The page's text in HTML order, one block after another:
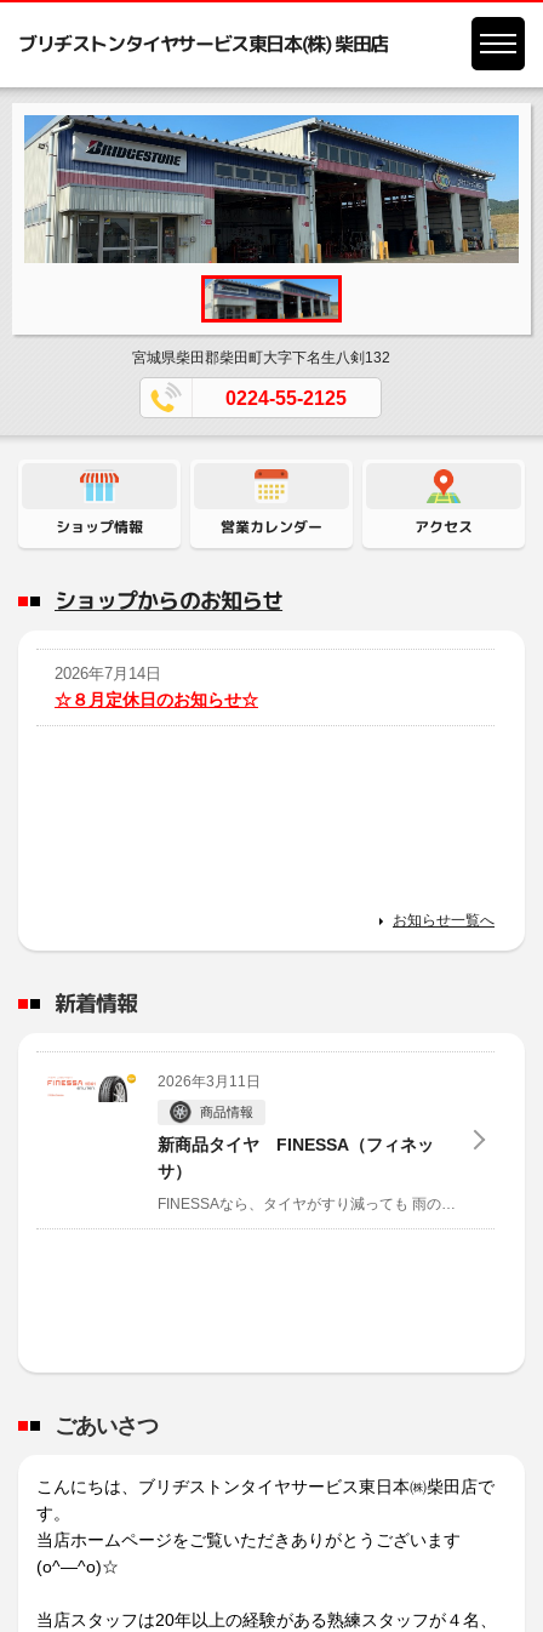
ブリヂストンタイヤサービス東日本(株) 柴田店
宮城県柴田郡柴田町大字下名生八剣132
0224-55-2125
ショップ情報 営業カレンダー アクセス
ショップからのお知らせ
2026年7月14日
☆８月定休日のお知らせ☆
お知らせ一覧へ
新着情報
2026年3月11日
商品情報
新商品タイヤ FINESSA（フィネッ
サ）
FINESSAなら、タイヤがすり減っても 雨の日のあらゆるシーンでしっかり【止まる・曲がる】を実現
ごあいさつ
こんにちは、ブリヂストンタイヤサービス東日本㈱柴田店で
す。
当店ホームページをご覧いただきありがとうございます
(o^―^o)☆
当店スタッフは20年以上の経験がある熟練スタッフが４名、